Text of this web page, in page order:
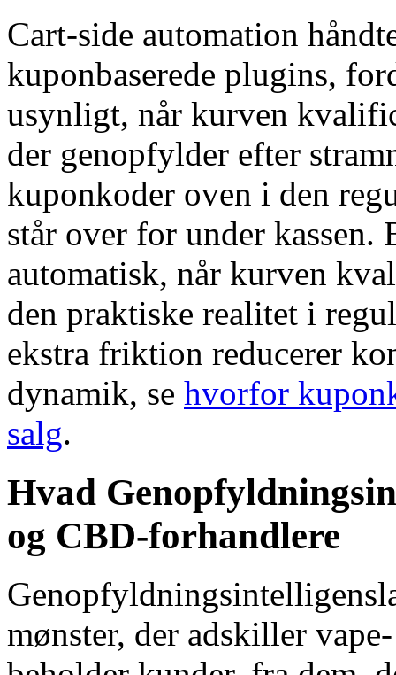
Cart-side automation
kuponbaserede plugins,
usynligt, når kurven
der genopfylder efter
kuponkoder oven i den
står over for under
automatisk, når kurven
den praktiske realitet i
ekstra friktion reducerer
dynamik, se hvorfor
salg.
Hvad
og CBD-forhandlere
mønster, der adskiller